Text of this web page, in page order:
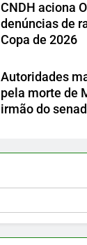
CNDH aciona
denúncias de
Copa de 2026
Autoridades
pela morte de
irmão do